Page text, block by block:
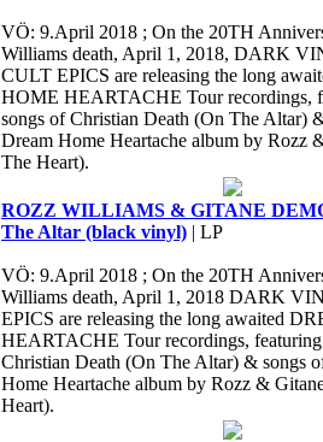
VÖ: 9.April 2018 ; On the 20TH
Williams death, April 1, 2018, DARK
CULT EPICS are releasing the long
HOME HEARTACHE Tour recordings,
songs of Christian Death (On The Altar)
Dream Home Heartache album by Rozz
The Heart).
ROZZ WILLIAMS & GITANE
The Altar (black vinyl) | LP
VÖ: 9.April 2018 ; On the 20TH
Williams death, April 1, 2018 DARK
EPICS are releasing the long awaited
HEARTACHE Tour recordings,
Christian Death (On The Altar) & songs
Home Heartache album by Rozz &
Heart).